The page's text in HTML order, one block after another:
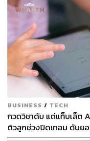
BUSINESS / TECH
กวดวิชาดับ แต่แท็บเล็ต
ติวลูกช่วงปิดเทอม ดันย